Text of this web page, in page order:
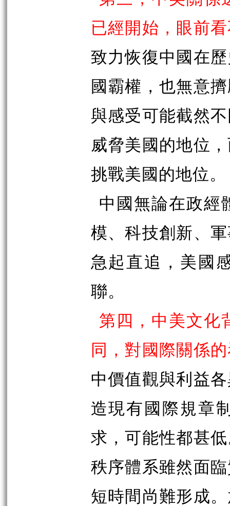
已經開始，眼前
致力恢復中國在
國霸權，也無意
與感受可能截然
威脅美國的地位
挑戰美國的地位。
中國無論在政經
模、科技創新、
急起直追，美國
聯。
第四，中美文化
同，對國際關係
中價值觀與利益
造現有國際規章
求，可能性都甚
秩序體系雖然面
短時間尚難形成